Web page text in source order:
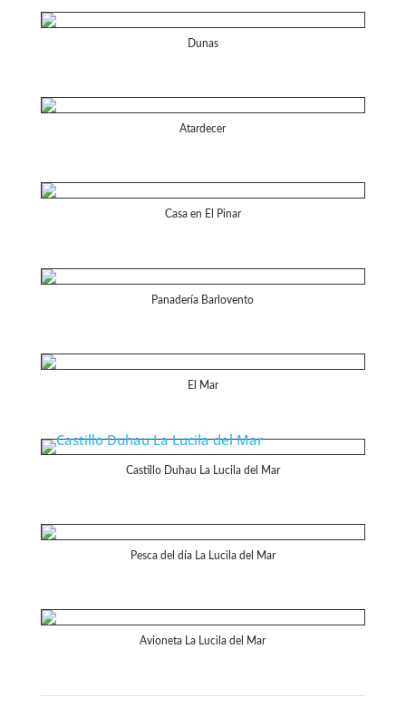
Dunas
Atardecer
Casa en El Pinar
Panadería Barlovento
El Mar
Castillo Duhau La Lucila del Mar
Pesca del día La Lucila del Mar
Avioneta La Lucila del Mar